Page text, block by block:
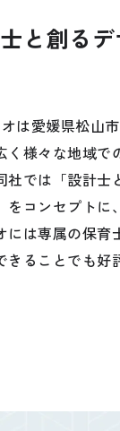
と創る
は愛媛県松山
く様々な地域で
社では「設計士
をコンセプトに
には専属の保育
ることでも好